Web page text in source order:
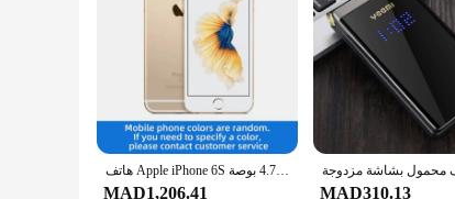
هاتف Apple iPhone 6S الذكي 4.7 بوصة IOS 16/64/128GB ROM 2GB RAM 12.0MP ثنائي النواة A9 4G LTE هاتف محمول مستعمل
MAD1,206.41 MAD310.13